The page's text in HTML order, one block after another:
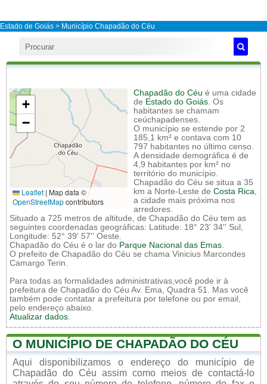
Estado de Goiás > Município Chapadão do Céu
+
−
Leaflet | Map data ©
OpenStreetMapcontributors
Chapadão do Céu é uma cidade
de Estado do Goiás. Os
habitantes se chamam
ceúchapadenses.
O município se estende por 2
185,1 km² e contava com 10
797 habitantes no último censo.
A densidade demográfica é de
4,9 habitantes por km² no
território do município.
Chapadão do Céu se situa a 35
km a Norte-Leste de Costa Rica,
a cidade mais próxima nos
arredores.
Situado a 725 metros de altitude, de Chapadão do Céu tem as
seguintes coordenadas geográficas: Latitude: 18° 23' 34'' Sul,
Longitude: 52° 39' 57'' Oeste.
Chapadão do Céu é o lar do Parque Nacional das Emas.
O prefeito de Chapadão do Céu se chama Vinicius Marcondes
Camargo Terin.
Para todas as formalidades administrativas,você pode ir à
prefeitura de Chapadão do Céu Av. Ema, Quadra 51. Mas você
também pode contatar a prefeitura por telefone ou por email,
pelo endereço abaixo.
Atualizar dados.
O MUNICÍPIO DE CHAPADÃO DO CÉU
Aqui disponibilizamos o endereço do município de
Chapadão do Céu assim como meios de contactá-lo